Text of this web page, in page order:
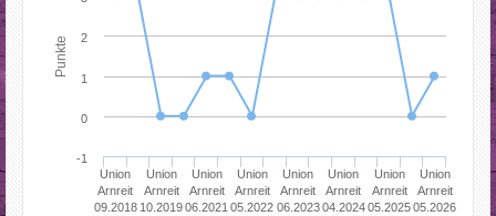
Punkte
Union
Arnreit
09.2018
Union
Arnreit
10.2019
Union
Arnreit
06.2021
Union
Arnreit
05.2022
Union
Arnreit
06.2023
Union
Arnreit
04.2024
Union
Arnreit
05.2025
Union
Arnreit
05.2026
0
1
2
-1